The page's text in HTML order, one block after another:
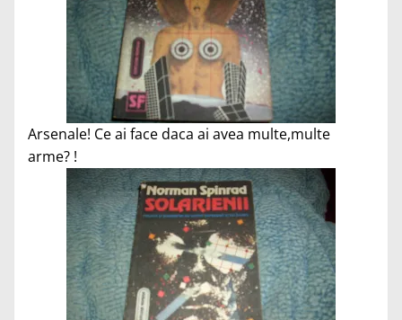
Arsenale! Ce ai face daca ai avea multe,multe
arme? !